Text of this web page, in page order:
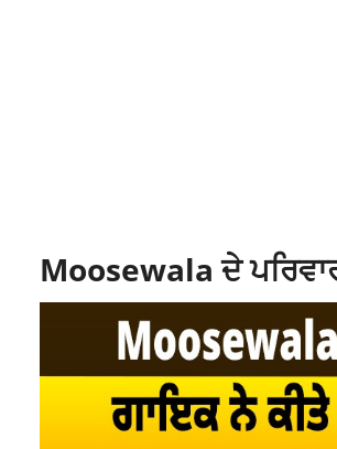
Moosewala ਦੇ